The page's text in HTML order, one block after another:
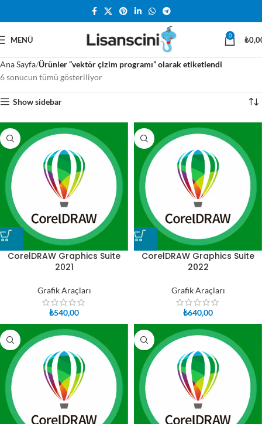
MENÜ 0 ₺
Ana Sayfa Ürünler “vektör çizim programı” olarak etiketlendi
6 sonucun tümü gösteriliyor
Show sidebar
CorelDRAW Graphics Suite
2021
Grafik Araçları
₺540,00
CorelDRAW Graphics Suite
2022
Grafik Araçları
₺640,00